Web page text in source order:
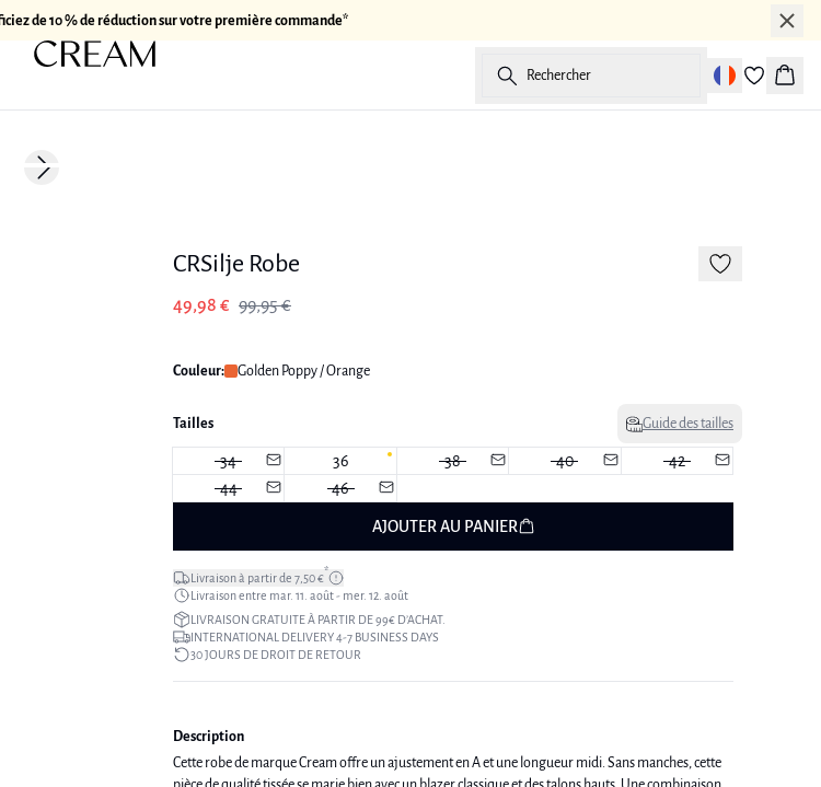
de 10 % de réduction sur votre première commande*
Rechercher
Panier
Next slide
CRSilje Robe
49,98 € 99,95 €
Couleur: Golden Poppy / Orange
Tailles Guide des tailles
34 36 38 40
42
44
46
AJOUTER AU PANIER
Livraison à partir de 7,50 €*
Livraison entre mar. 11. août - mer. 12. août
LIVRAISON GRATUITE À PARTIR DE 99€ D’ACHAT.
INTERNATIONAL DELIVERY 4-7 BUSINESS DAYS
30 JOURS DE DROIT DE RETOUR
Description
Cette robe de marque Cream offre un ajustement en A et une longueur midi. Sans manches, cette